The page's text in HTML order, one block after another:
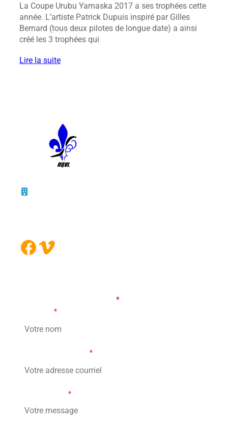
La Coupe Urubu Yamaska 2017 a ses trophées cette
année. L’artiste Patrick Dupuis inspiré par Gilles
Bernard (tous deux pilotes de longue date) a ainsi
créé les 3 trophées qui
Lire la suite
Facebook Vimeo
*
*
*
*